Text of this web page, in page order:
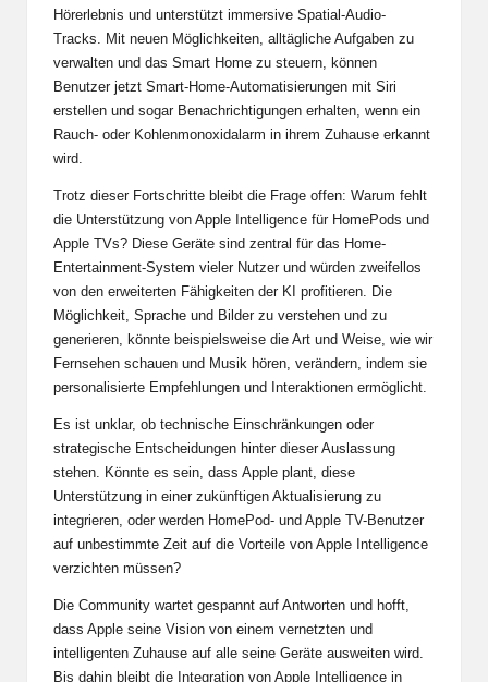
Hörerlebnis und unterstützt immersive Spatial-Audio-
Tracks. Mit neuen Möglichkeiten, alltägliche Aufgaben zu
verwalten und das Smart Home zu steuern, können
Benutzer jetzt Smart-Home-Automatisierungen mit Siri
erstellen und sogar Benachrichtigungen erhalten, wenn ein
Rauch- oder Kohlenmonoxidalarm in ihrem Zuhause erkannt
wird.
Trotz dieser Fortschritte bleibt die Frage offen: Warum fehlt
die Unterstützung von Apple Intelligence für HomePods und
Apple TVs? Diese Geräte sind zentral für das Home-
Entertainment-System vieler Nutzer und würden zweifellos
von den erweiterten Fähigkeiten der KI profitieren. Die
Möglichkeit, Sprache und Bilder zu verstehen und zu
generieren, könnte beispielsweise die Art und Weise, wie wir
Fernsehen schauen und Musik hören, verändern, indem sie
personalisierte Empfehlungen und Interaktionen ermöglicht.
Es ist unklar, ob technische Einschränkungen oder
strategische Entscheidungen hinter dieser Auslassung
stehen. Könnte es sein, dass Apple plant, diese
Unterstützung in einer zukünftigen Aktualisierung zu
integrieren, oder werden HomePod- und Apple TV-Benutzer
auf unbestimmte Zeit auf die Vorteile von Apple Intelligence
verzichten müssen?
Die Community wartet gespannt auf Antworten und hofft,
dass Apple seine Vision von einem vernetzten und
intelligenten Zuhause auf alle seine Geräte ausweiten wird.
Bis dahin bleibt die Integration von Apple Intelligence in